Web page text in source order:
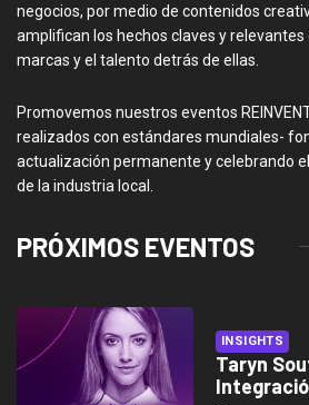
negocios, por medio de contenidos
amplifican los hechos claves y relevantes
marcas y el talento detrás de ellas.
Promovemos nuestros eventos
realizados con estándares mundiales-
actualización permanente y celebrando
de la industria local.
PRÓXIMOS EVENTOS
INSIGHTS
Taryn